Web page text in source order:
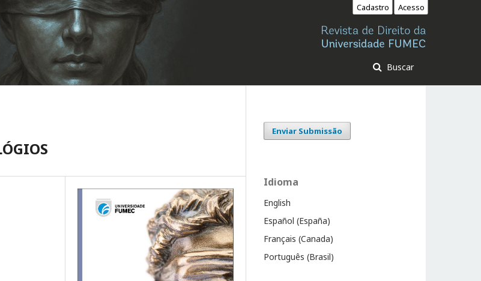
Buscar
Cadastro Acesso
Enviar Submissão
Idioma
English
Español (España)
Français (Canada)
Português (Brasil)